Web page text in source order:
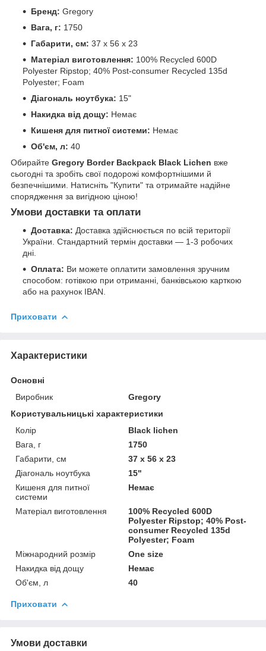
Бренд: Gregory
Вага, г: 1750
Габарити, см: 37 x 56 x 23
Матеріал виготовлення: 100% Recycled 600D
Polyester Ripstop; 40% Post-consumer Recycled 135d
Polyester; Foam
Діагональ ноутбука: 15"
Накидка від дощу: Немає
Кишеня для питної системи: Немає
Об'єм, л: 40
Обирайте Gregory Border Backpack Black Lichen вже
сьогодні та зробіть свої подорожі комфортнішими й
безпечнішими. Натисніть "Купити" та отримайте надійне
спорядження за вигідною ціною!
Умови доставки та оплати
Доставка: Доставка здійснюється по всій території
України. Стандартний термін доставки — 1-3 робочих
дні.
Оплата: Ви можете оплатити замовлення зручним
способом: готівкою при отриманні, банківською карткою
або на рахунок IBAN.
Приховати
Характеристики
Основні
Виробник
Gregory
Користувальницькі характеристики
Колір
Black lichen
Вага, г
1750
Габарити, см
37 x 56 x 23
Діагональ ноутбука
15"
Кишеня для питної
системи
Немає
Матеріал виготовлення
100% Recycled 600D
Polyester Ripstop; 40% Post-
consumer Recycled 135d
Polyester; Foam
Міжнародний розмір
One size
Накидка від дощу
Немає
Об'єм, л
40
Приховати
Умови доставки